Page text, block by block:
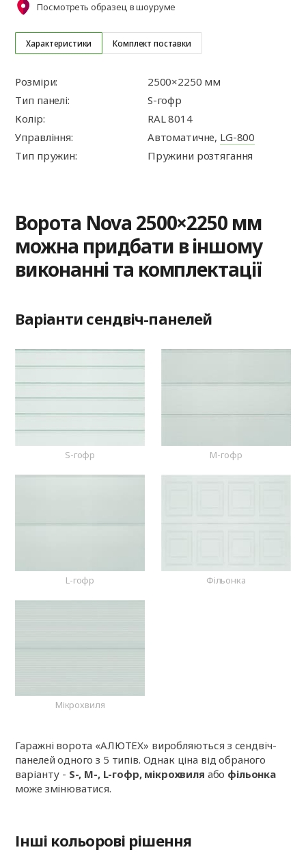
Характеристики Комплект поставки
Розміри:
2500×2250 мм
Тип панелі:
S-гофр
Колір:
RAL 8014
Управління:
Автоматичне, LG-800
Тип пружин:
Пружини розтягання
Посмотреть образец в шоуруме
Ворота Nova 2500×2250 мм
можна придбати в іншому
виконанні та комплектації
Варіанти сендвіч-панелей
S-гофр M-гофр
L-гофр Фільонка
Мікрохвиля
Гаражні ворота «АЛЮТЕХ» виробляються з сендвіч-
панелей одного з 5 типів. Однак ціна від обраного
варіанту - S-, M-, L-гофр, мікрохвиля або фільонка
може змінюватися.
Інші кольорові рішення